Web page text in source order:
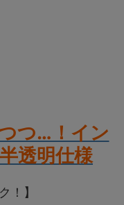
つ…！イン
透明仕様
！】